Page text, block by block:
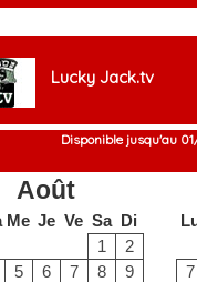
Lucky Jack.tv
Disponible jusqu'au
Août
Me Je Ve Sa Di
1
2
5 6 7 8
9
7